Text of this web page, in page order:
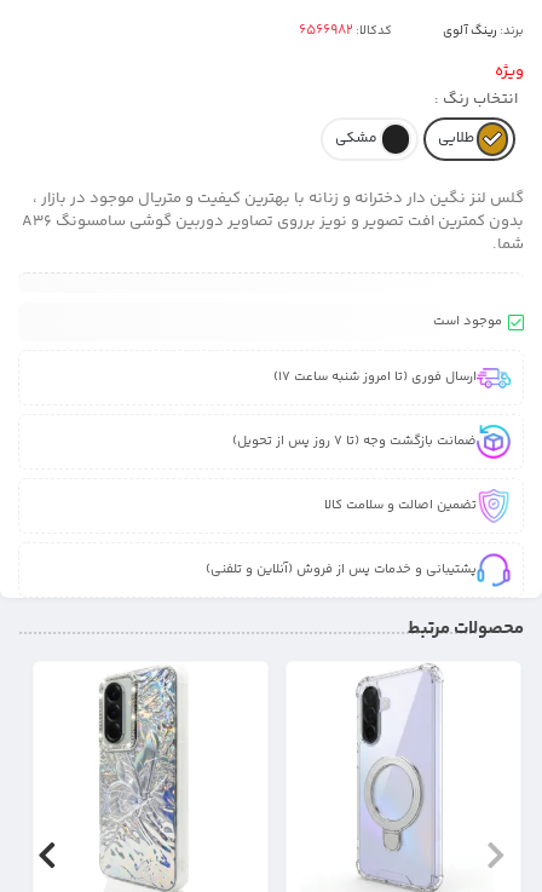
برند: رینگ آلوی کدکالا:
ویژه
انتخاب رنگ :
طلایی مشکی
گلس لنز نگین دار دخترانه و زنانه با بهترین کیفیت و متریال موجود در بازار ،
بدون کمترین افت تصویر و نویز برروی تصاویر دوربین گوشی سامسونگ A36
شما.
موجود است
ارسال فوری (تا امروز شنبه ساعت 17)
ضمانت بازگشت وجه (تا 7 روز پس از تحویل)
تضمین اصالت و سلامت کالا
پشتیبانی و خدمات پس از فروش (آنلاین و تلفنی)
محصولات مرتبط